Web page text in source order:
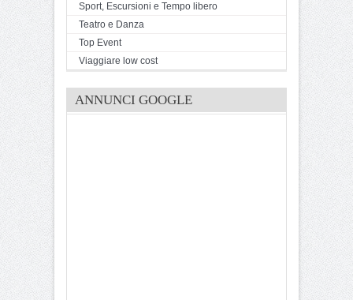
Sport, Escursioni e Tempo libero
Teatro e Danza
Top Event
Viaggiare low cost
ANNUNCI GOOGLE